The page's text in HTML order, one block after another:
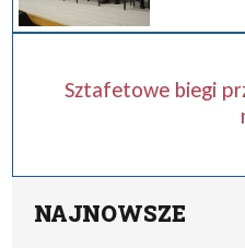
Sztafetowe biegi
NAJNOWSZE